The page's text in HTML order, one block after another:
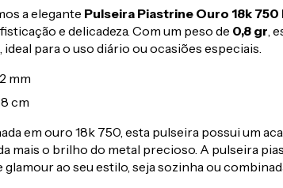
a elegante Pulseira Piastrine Ouro 18k 750
e delicadeza. Com um peso de 0,8 gr,
para o uso diário ou ocasiões especiais.
mm
cm
em ouro 18k 750, esta pulseira possui um
mais o brilho do metal precioso. A pulseira
glamour ao seu estilo, seja sozinha ou